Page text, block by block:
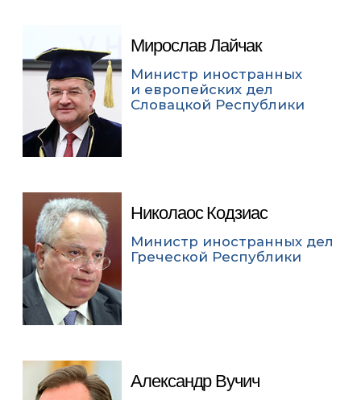
Мирослав Лайчак
Министр иностранных
и европейских дел
Словацкой Республики
Николаос Кодзиас
Министр иностранных дел
Греческой Республики
Александр Вучич